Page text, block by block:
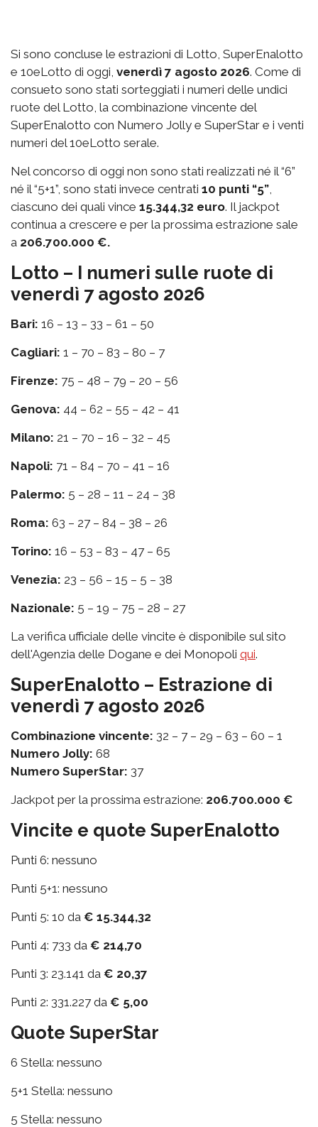
Si sono concluse le estrazioni di Lotto, SuperEnalotto
e 10eLotto di oggi, venerdì 7 agosto 2026. Come di
consueto sono stati sorteggiati i numeri delle undici
ruote del Lotto, la combinazione vincente del
SuperEnalotto con Numero Jolly e SuperStar e i venti
numeri del 10eLotto serale.
Nel concorso di oggi non sono stati realizzati né il “6”
né il “5+1”, sono stati invece centrati 10 punti “5”
ciascuno dei quali vince 15.344,32 euro. Il jackpot
continua a crescere e per la prossima estrazione sale
a 206.700.000 €.
Lotto – I numeri sulle ruote di
venerdì 7 agosto 2026
Bari: 16 – 13 – 33 – 61 – 50
Cagliari: 1 – 70 – 83 – 80 – 7
Firenze: 75 – 48 – 79 – 20 – 56
Genova: 44 – 62 – 55 – 42 – 41
Milano: 21 – 70 – 16 – 32 – 45
Napoli: 71 – 84 – 70 – 41 – 16
Palermo: 5 – 28 – 11 – 24 – 38
Roma: 63 – 27 – 84 – 38 – 26
Torino: 16 – 53 – 83 – 47 – 65
Venezia: 23 – 56 – 15 – 5 – 38
Nazionale: 5 – 19 – 75 – 28 – 27
La verifica ufficiale delle vincite è disponibile sul sito
dell'Agenzia delle Dogane e dei Monopoli qui.
SuperEnalotto – Estrazione di
venerdì 7 agosto 2026
Combinazione vincente: 32 – 7 – 29 – 63 – 60 – 1
Numero Jolly: 68
Numero SuperStar: 37
Jackpot per la prossima estrazione: 206.700.000 €
Vincite e quote SuperEnalotto
Punti 6: nessuno
Punti 5+1: nessuno
Punti 5: 10 da € 15.344,32
Punti 4: 733 da € 214,70
Punti 3: 23.141 da € 20,37
Punti 2: 331.227 da € 5,00
Quote SuperStar
6 Stella: nessuno
5+1 Stella: nessuno
5 Stella: nessuno